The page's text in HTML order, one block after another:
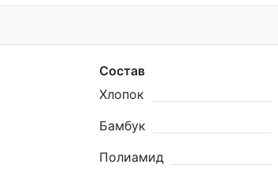
Состав
Хлопок
Бамбук
Полиамид